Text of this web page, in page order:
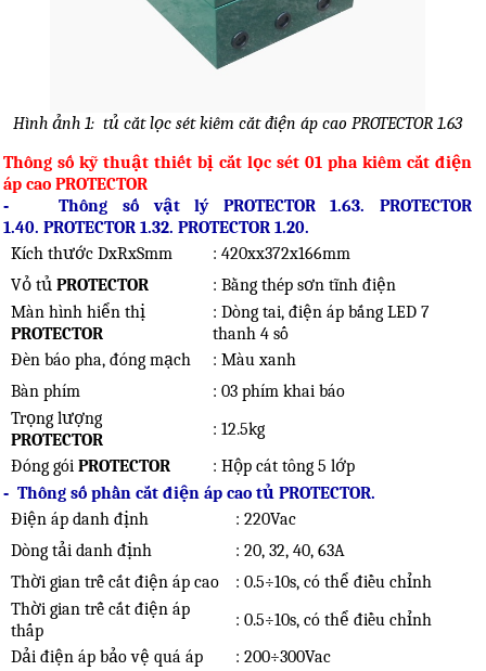
Hình ảnh 1: tủ cắt lọc sét kiêm cắt điện áp cao PROTECTOR 1.63
Thông số kỹ thuật thiết bị cắt lọc sét 01 pha kiêm cắt điện
áp cao PROTECTOR
- Thông số vật lý PROTECTOR 1.63.PROTECTOR
1.40. PROTECTOR 1.32. PROTECTOR 1.20.
Kích thước DxRxSmm
: 420xx372x166mm
Vỏ tủPROTECTOR
: Bằng thép sơn tĩnh điện
Màn hình hiển thị
PROTECTOR
: Dòng tai, điện áp bắng LED 7
thanh 4 số
Đèn báo pha, đóng mạch
: Màu xanh
Bàn phím
: 03 phím khai báo
Trọng lượng
PROTECTOR
: 12.5kg
Đóng góiPROTECTOR : Hộp cát tông 5 lớp
- Thông số phần cắt điện áp cao tủ PROTECTOR.
Điện áp danh định
: 220Vac
Dòng tải danh định
: 20, 32, 40, 63A
Thời gian trễ cắt điện áp cao
: 0.5÷10s, có thể điều chỉnh
Thời gian trễ cắt điện áp
thấp
: 0.5÷10s, có thể điều chỉnh
Dải điện áp bảo vệ quá áp
: 200÷300Vac